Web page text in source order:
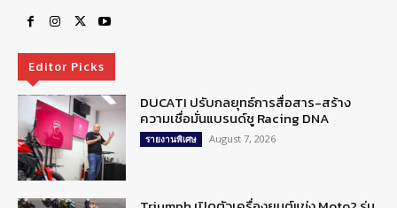
Editor Picks
DUCATI ปรับกลยุทธ์การสื่อสาร-สร้าง
ความเชื่อมั่นแบรนด์ชู Racing DNA
รายงานพิเศษ August 7, 2026